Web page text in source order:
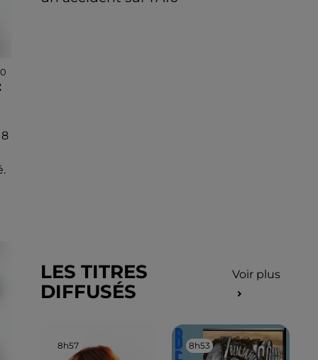
LES TITRES
DIFFUSÉS
Voir plus
8h57
8h57 8h53
8h53